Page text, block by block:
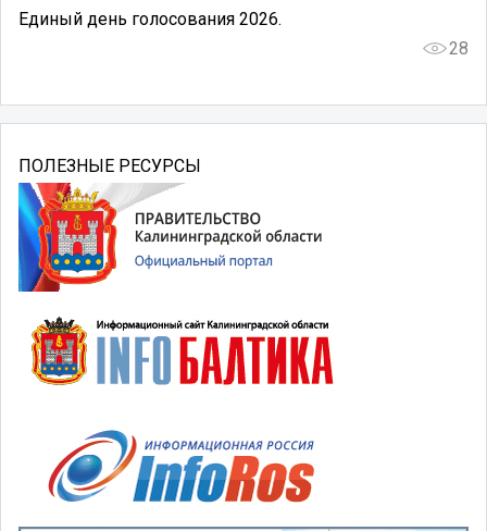
Единый день голосования 2026.
28
ПОЛЕЗНЫЕ РЕСУРСЫ